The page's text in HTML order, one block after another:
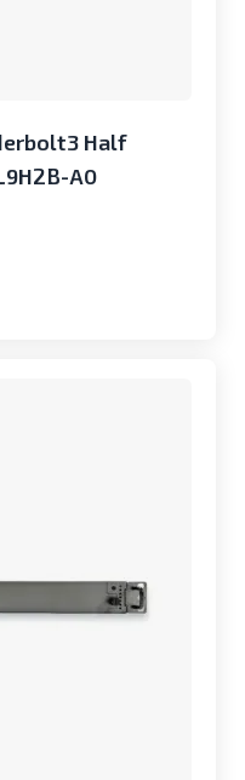
Half
A0